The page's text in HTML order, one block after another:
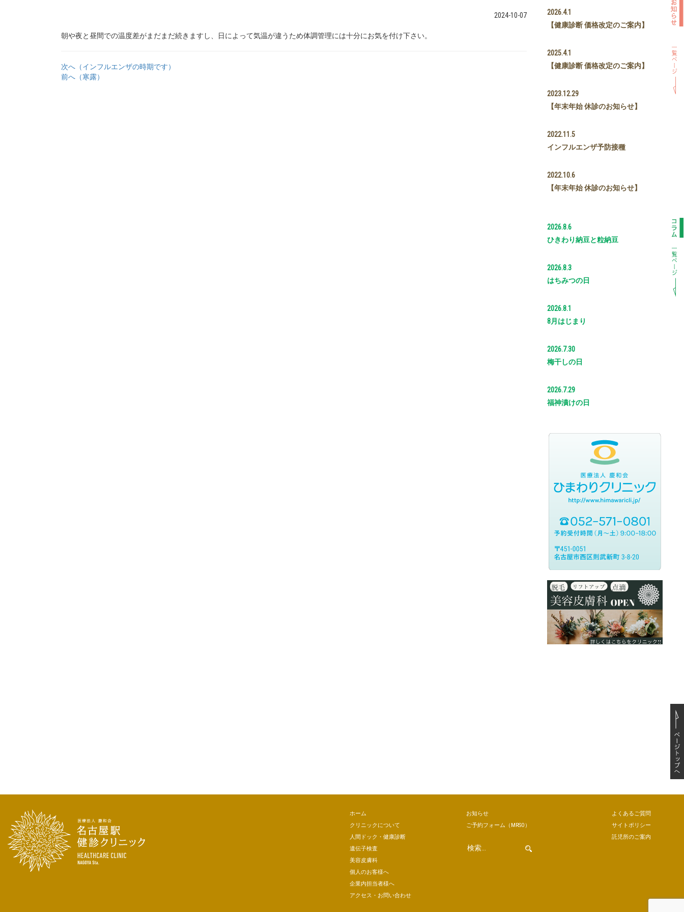
2024-10-07
朝や夜と昼間での温度差がまだまだ続きますし、日によって気温が違うため体調管理には十分にお気を付け下さい。
次へ（インフルエンザの時期です）
前へ（寒露）
2026.4.1
【健康診断 価格改定のご案内】
2025.4.1
【健康診断 価格改定のご案内】
2023.12.29
【年末年始 休診のお知らせ】
2022.11.5
インフルエンザ予防接種
2022.10.6
【年末年始 休診のお知らせ】
2026.8.6
ひきわり納豆と粒納豆
2026.8.3
はちみつの日
2026.8.1
8月はじまり
2026.7.30
梅干しの日
2026.7.29
福神漬けの日
ホーム
クリニックについて
人間ドック・健康診断
遺伝子検査
美容皮膚科
個人のお客様へ
企業内担当者様へ
アクセス・お問い合わせ
お知らせ
ご予約フォーム （MRSO）
よくあるご質問
サイトポリシー
託児所のご案内